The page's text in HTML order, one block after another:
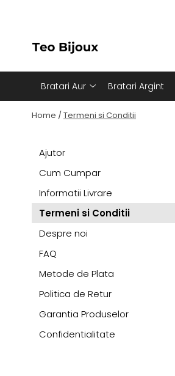
Bratari Aur
Bratari aur dama
Bratari aur cuplu
Bratari cu bilute de aur
Bijuterii cu perle
Coliere cu perle
Bratari Aur Bratari Argint
Home /Termeni si Conditii
Ajutor
Cum Cumpar
Informatii Livrare
Termeni si Conditii
Despre noi
FAQ
Metode de Plata
Politica de Retur
Garantia Produselor
Confidentialitate